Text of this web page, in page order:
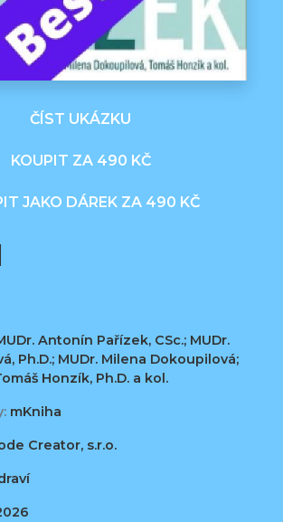
ČÍST UKÁZKU
KOUPIT ZA 490 KČ
JAKO DÁREK ZA 490 KČ
Antonín Pařízek, CSc.; MUDr.
Ph.D.; MUDr. Milena Dokoupilová;
Honzík, Ph.D. a kol.
mKniha
Creator, s.r.o.